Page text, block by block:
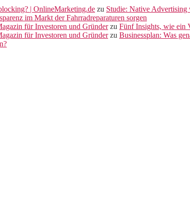
| OnlineMarketing.de zu Studie: Native Advertising
im Markt der Fahrradreparaturen sorgen
für Investoren und Gründerzu Fünf Insights, wie ein
für Investoren und Gründerzu Businessplan: Was